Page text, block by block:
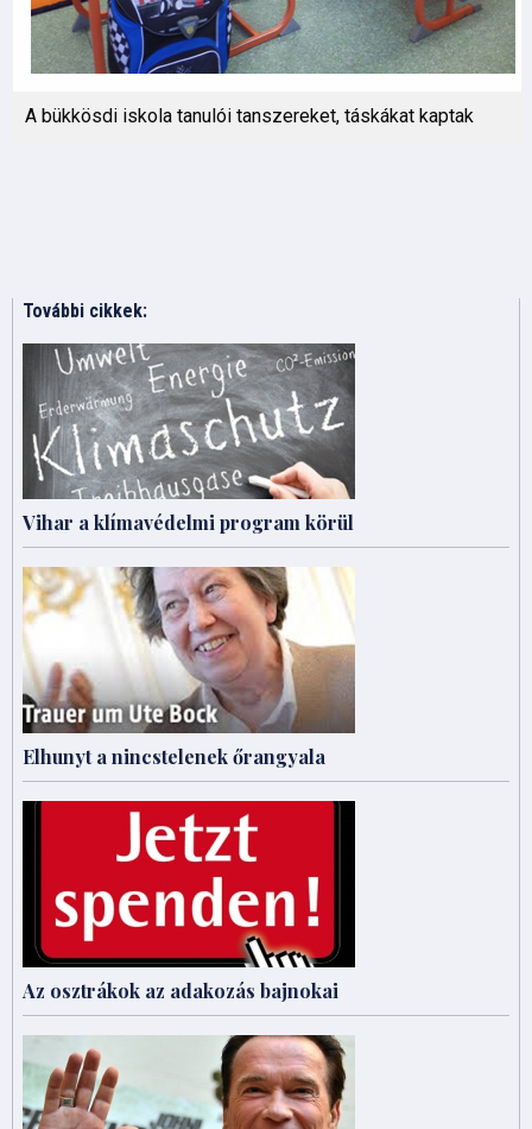
A bükkösdi iskola tanulói tanszereket, táskákat kaptak
További cikkek:
Vihar a klímavédelmi program körül
Elhunyt a nincstelenek őrangyala
Az osztrákok az adakozás bajnokai